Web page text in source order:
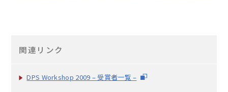
関連リンク
DPS Workshop 2009 – 受賞者一覧 –